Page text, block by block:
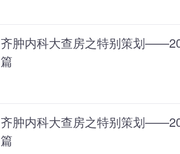
齐肿内科大查房之特别策划
篇
齐肿内科大查房之特别策划
篇